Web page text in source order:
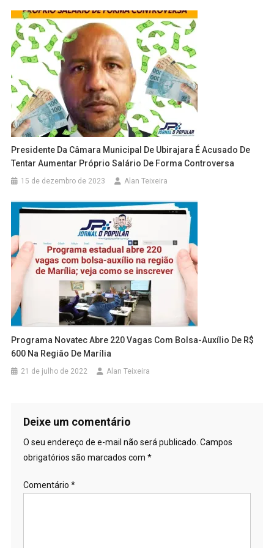
Presidente Da Câmara Municipal De Ubirajara É Acusado De
Tentar Aumentar Próprio Salário De Forma Controversa
15 de dezembro de 2023 Alan Teixeira
Programa Novatec Abre 220 Vagas Com Bolsa-Auxílio De R$
600 Na Região De Marília
21 de julho de 2022 Alan Teixeira
Deixe um comentário
O seu endereço de e-mail não será publicado. Campos
obrigatórios são marcados com *
Comentário *